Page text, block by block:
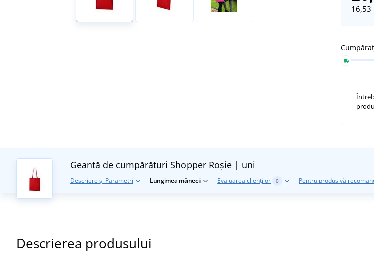
16,53
Geantă de cumpărături Shopper Roșie | uni
Descriere și Parametri Lungimea mânecii Evaluarea clienților 0 Pentru produs vă
Descrierea produsului